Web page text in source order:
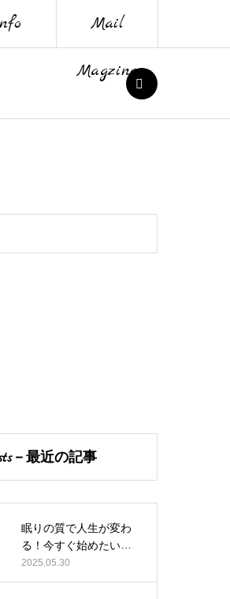
Mail
Magzine
－最近の記事
眠りの質で人生が変わ
る！今すぐ始めたい睡
眠習慣
2025.05.30